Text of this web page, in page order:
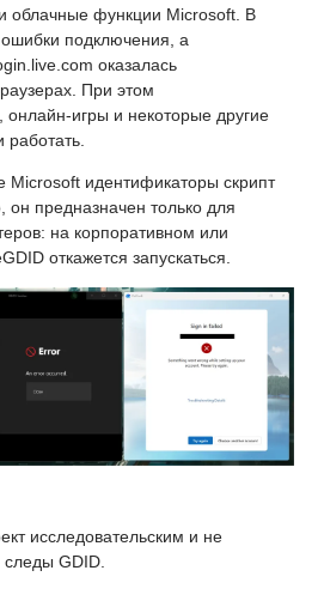
облачные функции Microsoft. В
подключения, а
оказалась
При этом
игры и некоторые другие
Microsoft идентификаторы скрипт
он предназначен только для
на корпоративном или
откажется запускаться.
исследовательским и не
GDID.